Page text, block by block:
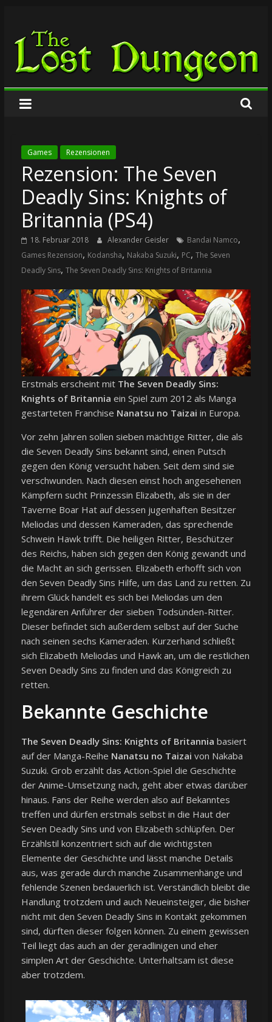
springen
The
Lost
Dungeon
Games Rezensionen
Rezension: The Seven
Deadly Sins: Knights of
Britannia (PS4)
18. Februar 2018 Alexander Geisler Bandai Namco,
Games Rezension, Kodansha, Nakaba Suzuki, PC, The Seven
Deadly Sins, The Seven Deadly Sins: Knights of Britannia
Erstmals erscheint mit The Seven Deadly Sins:
Knights of Britannia ein Spiel zum 2012 als Manga
gestarteten Franchise Nanatsu no Taizai in Europa.
Vor zehn Jahren sollen sieben mächtige Ritter, die als
die Seven Deadly Sins bekannt sind, einen Putsch
gegen den König versucht haben. Seit dem sind sie
verschwunden. Nach diesen einst hoch angesehenen
Kämpfern sucht Prinzessin Elizabeth, als sie in der
Taverne Boar Hat auf dessen jugenhaften Besitzer
Meliodas und dessen Kameraden, das sprechende
Schwein Hawk trifft. Die heiligen Ritter, Beschützer
des Reichs, haben sich gegen den König gewandt und
die Macht an sich gerissen. Elizabeth erhofft sich von
den Seven Deadly Sins Hilfe, um das Land zu retten. Zu
ihrem Glück handelt es sich bei Meliodas um den
legendären Anführer der sieben Todsünden-Ritter.
Dieser befindet sich außerdem selbst auf der Suche
nach seinen sechs Kameraden. Kurzerhand schließt
sich Elizabeth Meliodas und Hawk an, um die restlichen
Seven Deadly Sins zu finden und das Königreich zu
retten.
Bekannte Geschichte
The Seven Deadly Sins: Knights of Britannia basiert
auf der Manga-Reihe Nanatsu no Taizai von Nakaba
Suzuki. Grob erzählt das Action-Spiel die Geschichte
der Anime-Umsetzung nach, geht aber etwas darüber
hinaus. Fans der Reihe werden also auf Bekanntes
treffen und dürfen erstmals selbst in die Haut der
Seven Deadly Sins und von Elizabeth schlüpfen. Der
Erzählstil konzentriert sich auf die wichtigsten
Elemente der Geschichte und lässt manche Details
aus, was gerade durch manche Zusammenhänge und
fehlende Szenen bedauerlich ist. Verständlich bleibt die
Handlung trotzdem und auch Neueinsteiger, die bisher
nicht mit den Seven Deadly Sins in Kontakt gekommen
sind, dürften dieser folgen können. Zu einem gewissen
Teil liegt das auch an der geradlinigen und eher
simplen Art der Geschichte. Unterhaltsam ist diese
aber trotzdem.